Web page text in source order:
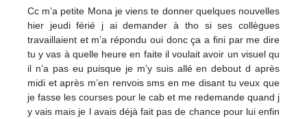
Cc m’a petite Mona je viens te donner quelques nouvelles
hier jeudi férié j ai demander à tho si ses collègues
travaillaient et m’a répondu oui donc ça a fini par me dire
tu y vas à quelle heure en faite il voulait avoir un visuel qu
il n’a pas eu puisque je m’y suis allé en debout d après
midi et après m’en renvois sms en me disant tu veux que
je fasse les courses pour le cab et me redemande quand j
y vais mais je l avais déjà fait pas de chance pour lui enfin